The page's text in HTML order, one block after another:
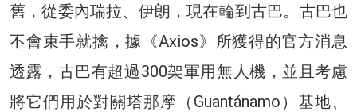
舊，從委內瑞拉、伊朗，現在輪到古巴。古巴也
不會束手就擒，據《Axios》所獲得的官方消息
透露，古巴有超過300架軍用無人機，並且考慮
將它們用於對關塔那摩（Guantánamo）基地、